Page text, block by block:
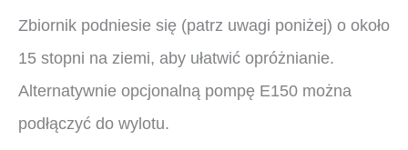
Zbiornik podniesie się (patrz uwagi poniżej) o około
15 stopni na ziemi, aby ułatwić opróżnianie.
Alternatywnie opcjonalną pompę E150 można
podłączyć do wylotu.